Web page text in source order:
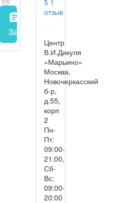
assignment
Запись на прием
отзыв
Центр
В.И.Дикуля
«Марьино»
Москва,
Новочеркасский
б-р,
д.55,
корп
2
Пн-
Пт:
09:00-
21:00,
Сб-
Вс:
09:00-
20:00